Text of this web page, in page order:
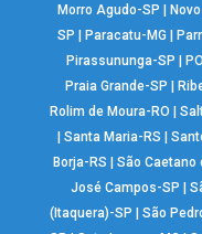
Morro Agudo-SP |
SP |Paracatu-MG |
Pirassununga-SP |
Praia Grande-SP |
Rolim de Moura-RO |
|Santa Maria-RS |
Borja-RS |São Caetano
José Campos-SP |
(Itaquera)-SP |São